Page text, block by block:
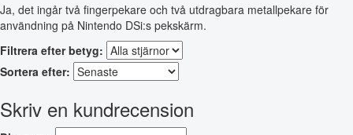
Ja, det ingår två fingerpekare och två utdragbara metallpekare för
användning på Nintendo DSi:s pekskärm.
Filtrera efter betyg:
Sortera efter:
Skriv en kundrecension